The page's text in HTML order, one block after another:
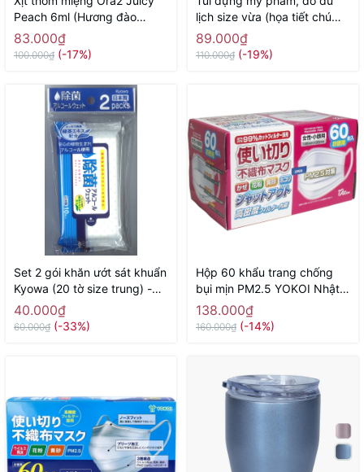
Peach 6ml (Hương đào
mọng nước) - Hàng Nhật
chính hãng
83.000₫
100.000₫ (-17%)
lịch size vừa (họa tiết chú
sóc) - Hàng Nhật nội địa
89.000₫
110.000₫ (-19%)
Set 2 gói khăn ướt sát khuẩn
Kyowa (20 tờ size trung) -
Hàng Nhật nội địa
40.000₫
60.000₫ (-33%)
Hộp 60 khẩu trang chống
bụi mịn PM2.5 YOKOI Nhật
Bản (size nữ, trẻ em) - Hàng
Nhật nội địa
138.000₫
160.000₫ (-14%)